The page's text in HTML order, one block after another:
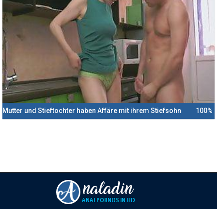
Mutter und Stieftochter haben Affäre mit ihrem Stiefsohn 100%